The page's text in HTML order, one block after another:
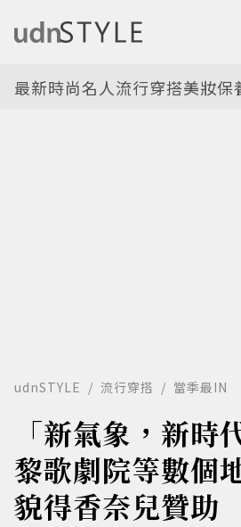
最新時尚名人流行穿搭美妝保
udnSTYLE 流行穿搭 當季最IN
「新氣象，新時
黎歌劇院等數個
貌得香奈兒贊助